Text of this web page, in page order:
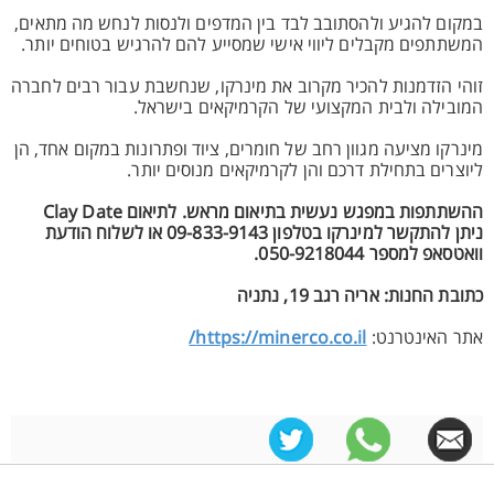
במקום להגיע ולהסתובב לבד בין המדפים ולנסות לנחש מה מתאים,
המשתתפים מקבלים ליווי אישי שמסייע להם להרגיש בטוחים יותר.
זוהי הזדמנות להכיר מקרוב את מינרקו, שנחשבת עבור רבים לחברה
המובילה ולבית המקצועי של הקרמיקאים בישראל.
מינרקו מציעה מגוון רחב של חומרים, ציוד ופתרונות במקום אחד, הן
ליוצרים בתחילת דרכם והן לקרמיקאים מנוסים יותר.
ההשתתפות במפגש נעשית בתיאום מראש. לתיאום Clay Date
ניתן להתקשר למינרקו בטלפון 09-833-9143 או לשלוח הודעת
וואטסאפ למספר 050-9218044.
כתובת החנות: אריה רגב 19, נתניה
אתר האינטרנט: https://minerco.co.il/